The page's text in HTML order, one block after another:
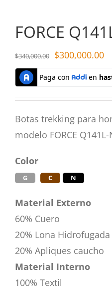
FORCE
$340,000.00 $300,000.00
Botas trekking para
modelo FORCE
Color
G C N
Material Externo
60% Cuero
20% Lona Hidrofugada
20% Apliques caucho
Material Interno
100% Textil